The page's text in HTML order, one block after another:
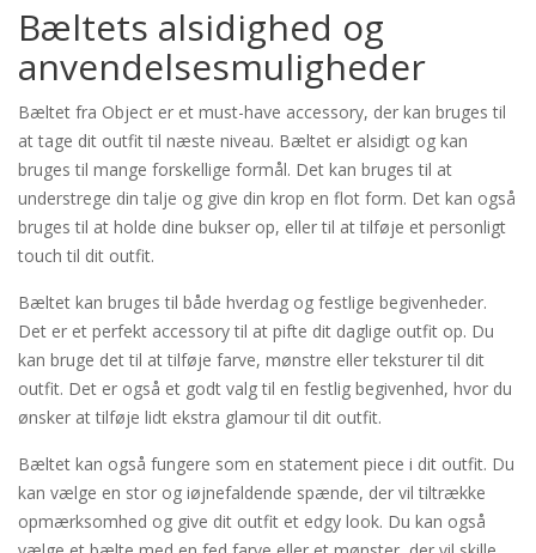
Bæltets alsidighed og
anvendelsesmuligheder
Bæltet fra Object er et must-have accessory, der kan bruges til
at tage dit outfit til næste niveau. Bæltet er alsidigt og kan
bruges til mange forskellige formål. Det kan bruges til at
understrege din talje og give din krop en flot form. Det kan også
bruges til at holde dine bukser op, eller til at tilføje et personligt
touch til dit outfit.
Bæltet kan bruges til både hverdag og festlige begivenheder.
Det er et perfekt accessory til at pifte dit daglige outfit op. Du
kan bruge det til at tilføje farve, mønstre eller teksturer til dit
outfit. Det er også et godt valg til en festlig begivenhed, hvor du
ønsker at tilføje lidt ekstra glamour til dit outfit.
Bæltet kan også fungere som en statement piece i dit outfit. Du
kan vælge en stor og iøjnefaldende spænde, der vil tiltrække
opmærksomhed og give dit outfit et edgy look. Du kan også